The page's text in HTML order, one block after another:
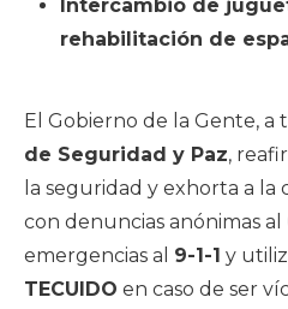
Intercambio de
rehabilitación de
El Gobierno de la Gente, a
de Seguridad y Paz,
la seguridad y exhorta a la
con denuncias anónimas al
emergencias al 9-1-1 y
TECUIDO en caso de ser